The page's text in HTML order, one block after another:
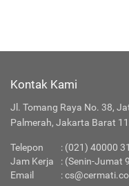
Kontak Kami
Jl. Tomang Raya No. 38,
Palmerah, Jakarta Barat
Telepon : (021) 40000
Jam Kerja
: (Senin-Jumat
Email
: